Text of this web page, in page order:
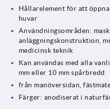
Hållarelement för att
huvar
Användningsområden:
anläggningskonstruktion,
medicinsk teknik
Kan användas med alla
mm eller 10 mm spårbredd
från manöversidan,
Färger: anodiserat i